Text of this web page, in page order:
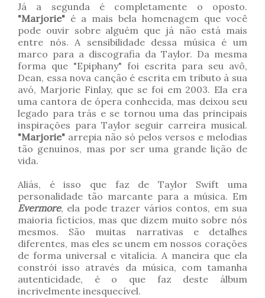
Já a segunda é completamente o oposto.
"Marjorie" é a mais bela homenagem que você
pode ouvir sobre alguém que já não está mais
entre nós. A sensibilidade dessa música é um
marco para a discografia da Taylor. Da mesma
forma que "Epiphany" foi escrita para seu avô,
Dean, essa nova canção é escrita em tributo à sua
avó, Marjorie Finlay, que se foi em 2003. Ela era
uma cantora de ópera conhecida, mas deixou seu
legado para trás e se tornou uma das principais
inspirações para Taylor seguir carreira musical.
"Marjorie" arrepia não só pelos versos e melodias
tão genuínos, mas por ser uma grande lição de
vida.
Aliás, é isso que faz de Taylor Swift uma
personalidade tão marcante para a música. Em
Evermore, ela pode trazer vários contos, em sua
maioria fictícios, mas que dizem muito sobre nós
mesmos. São muitas narrativas e detalhes
diferentes, mas eles se unem em nossos corações
de forma universal e vitalícia. A maneira que ela
constrói isso através da música, com tamanha
autenticidade, é o que faz deste álbum
incrivelmente inesquecível.